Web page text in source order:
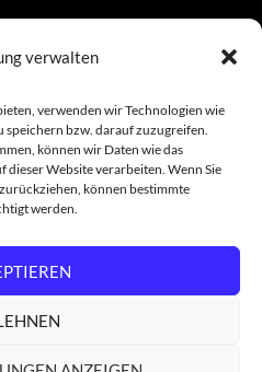
verwalten
verwenden wir Technologien wie
bzw. darauf zuzugreifen.
können wir Daten wie das
Website verarbeiten. Wenn Sie
können bestimmte
werden.